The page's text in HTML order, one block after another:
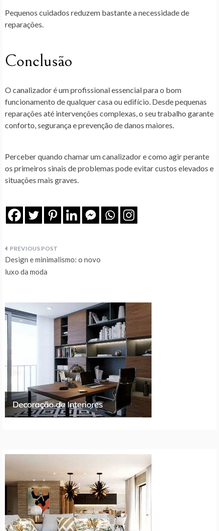
Pequenos cuidados reduzem bastante a necessidade de
reparações.
Conclusão
O canalizador é um profissional essencial para o bom
funcionamento de qualquer casa ou edifício. Desde pequenas
reparações até intervenções complexas, o seu trabalho garante
conforto, segurança e prevenção de danos maiores.
Perceber quando chamar um canalizador e como agir perante
os primeiros sinais de problemas pode evitar custos elevados e
situações mais graves.
Navegação
de
artigos
Design e minimalismo: o novo
luxo da moda